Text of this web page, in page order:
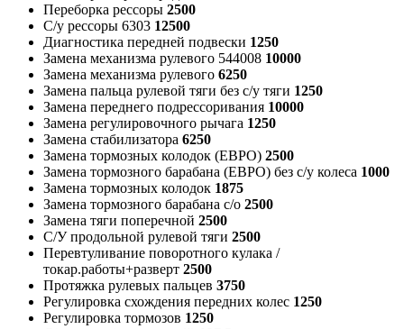
Переборка рессоры 2500
С/у рессоры 6303 12500
Диагностика передней подвески 1250
Замена механизма рулевого 544008 10000
Замена механизма рулевого 6250
Замена пальца рулевой тяги без с/у тяги 1250
Замена переднего подрессоривания 10000
Замена регулировочного рычага 1250
Замена стабилизатора 6250
Замена тормозных колодок (ЕВРО) 2500
Замена тормозного барабана (ЕВРО) без с/у колеса 1000
Замена тормозных колодок 1875
Замена тормозного барабана с/о 2500
Замена тяги поперечной 2500
С/У продольной рулевой тяги 2500
Перевтуливание поворотного кулака /
токар.работы+разверт 2500
Протяжка рулевых пальцев 3750
Регулировка схождения передних колес 1250
Регулировка тормозов 1250